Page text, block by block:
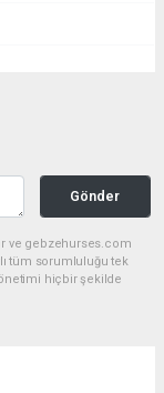
Gönder
ve gebzehurses.com
tüm sorumluluğu tek
hiçbir şekilde